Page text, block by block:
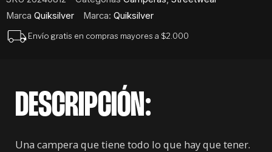
Marca Quiksilver Marca: Quiksilver
Envío gratis en compras mayores a $2.000
DESCRIPCIÓN:
Una campera que tiene todo lo que hay que tener.